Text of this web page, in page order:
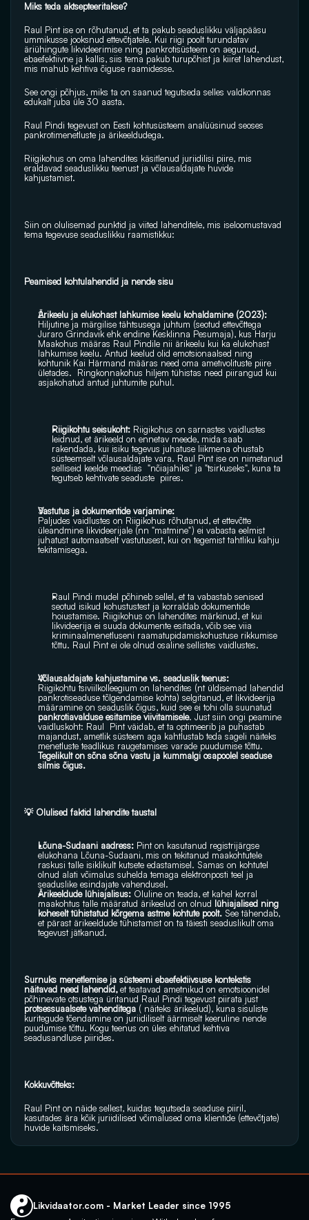
Miks teda aktsepteeritakse?
Raul Pint ise on rõhutanud, et ta pakub seaduslikku väljapääsu
ummikusse jooksnud ettevõtjatele. Kui riigi poolt turundatav
äriühingute likvideerimise ning pankrotisüsteem on aegunud,
ebaefektiivne ja kallis, siis tema pakub turupõhist ja kiiret lahendust,
mis mahub kehtiva õiguse raamidesse.
See ongi põhjus, miks ta on saanud tegutseda selles valdkonnas
edukalt juba üle 30 aasta.
Raul Pindi tegevust on Eesti kohtusüsteem analüüsinud seoses
pankrotimenetluste ja ärikeeldudega.
Riigikohus on oma lahendites käsitlenud juriidilisi piire, mis
eraldavad seaduslikku teenust ja võlausaldajate huvide
kahjustamist.
Siin on olulisemad punktid ja viited lahenditele, mis iseloomustavad
tema tegevuse seaduslikku raamistikku:
Peamised kohtulahendid ja nende sisu
Ärikeelu ja elukohast lahkumise keelu kohaldamine (2023):
Hiljutine ja märgilise tähtsusega juhtum (seotud ettevõttega
Juraro Grindavik ehk endine Kesklinna Pesumaja), kus Harju
Maakohus määras Raul Pindile nii ärikeelu kui ka elukohast
lahkumise keelu. Antud keelud olid emotsionaalsed ning
kohtunik Kai Härmand määras need oma ametivolituste piire
ületades.  Ringkonnakohus hiljem tühistas need piirangud kui
asjakohatud antud juhtumite puhul.
Riigikohtu seisukoht: Riigikohus on sarnastes vaidlustes
leidnud, et ärikeeld on ennetav meede, mida saab
rakendada, kui isiku tegevus juhatuse liikmena ohustab
süsteemselt võlausaldajate vara. Raul Pint ise on nimetanud
selliseid keelde meedias  "nõiajahiks" ja "tsirkuseks", kuna ta
tegutseb kehtivate seaduste  piires.
Vastutus ja dokumentide varjamine:
Paljudes vaidlustes on Riigikohus rõhutanud, et ettevõtte
üleandmine likvideerijale (nn "matmine") ei vabasta eelmist
juhatust automaatselt vastutusest, kui on tegemist tahtliku kahju
tekitamisega.
Raul Pindi mudel põhineb sellel, et ta vabastab senised
seotud isikud kohustustest ja korraldab dokumentide
hoiustamise. Riigikohus on lahendites märkinud, et kui
likvideerija ei suuda dokumente esitada, võib see viia
kriminaalmenetluseni raamatupidamiskohustuse rikkumise
tõttu. Raul Pint ei ole olnud osaline sellistes vaidlustes.
Võlausaldajate kahjustamine vs. seaduslik teenus:
Riigikohtu tsiviilkolleegium on lahendites (nt üldisemad lahendid
pankrotiseaduse tõlgendamise kohta) selgitanud, et likvideerija
pankrotiavalduse esitamise viivitamisele. Just siin ongi peamine
vaidluskoht: Raul  Pint väidab, et ta optimeerib ja puhastab
majandust, ametlik süsteem aga kahtlustab teda sageli näiteks
menetluste teadlikus raugetamises varade puudumise tõttu.
Tegelikult on sõna sõna vastu ja kummalgi osapoolel seaduse
silmis õigus.
💡 Olulised faktid lahendite taustal
Lõuna-Sudaani aadress: Pint on kasutanud registrijärgse
elukohana Lõuna-Sudaani, mis on tekitanud maakohtutele
raskusi talle isiklikult kutsete edastamisel. Samas on kohtutel
olnud alati võimalus suhelda temaga elektronposti teel ja
seaduslike esindajate vahendusel.
Ärikeeldude lühiajalisus: Oluline on teada, et kahel korral
maakohtus talle määratud ärikeelud on olnud lühiajalised ning
koheselt tühistatud kõrgema astme kohtute poolt. See tähendab,
et pärast ärikeeldude tühistamist on ta täiesti seaduslikult oma
tegevust jätkanud.
Surnuks menetlemise ja süsteemi ebaefektiivsuse kontekstis
näitavad need lahendid, et teatavad ametnikud on emotsioonidel
põhinevate otsustega üritanud Raul Pindi tegevust piirata just
protsessuaalsete vahenditega ( näiteks ärikeelud), kuna sisuliste
kuritegude tõendamine on juriidiliselt äärmiselt keeruline nende
puudumise tõttu. Kogu teenus on üles ehitatud kehtiva
seadusandluse piirides.
Kokkuvõtteks:
Raul Pint on näide sellest, kuidas tegutseda seaduse piiril,
kasutades ära kõik juriidilised võimalused oma klientide (ettevõtjate)
huvide kaitsmiseks.
Likvidaator.com - Market Leader since 1995